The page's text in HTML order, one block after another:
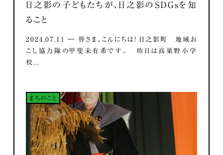
日之影の子どもたちが、日之影のSDGsを知
ること
2024.07.11 ― 皆さま、こんにちは！ 日之影町 地域お
こし協力隊の甲斐未有希です。 昨日は高巣野小学
校...
まちのこと